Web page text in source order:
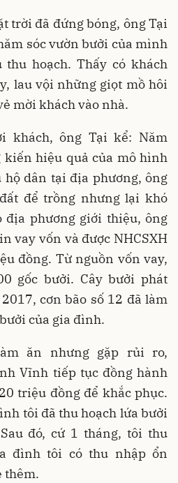
trời đã đứng bóng, ông Tại
sóc vườn bưởi của mình
thu hoạch.Thấy có khách
lau vội những giọt mồ hôi
mời khách vào nhà.
khách, ông Tại kể: Năm
kiến hiệu quả của mô hình
dân tại địa phương, ông
để trồng nhưng lại khó
địa phương giới thiệu, ông
vay vốn và được NHCSXH
đồng. Từ nguồn vốn vay,
gốc bưởi. Cây bưởi phát
cơn bão số 12 đã làm
của gia đình.
ăn nhưng gặp rủi ro,
Vĩnh tiếp tục đồng hành
triệu đồng để khắc phục.
tôi đã thu hoạch lứa bưởi
đó, cứ 1 tháng, tôi thu
đình tôi có thu nhập ổn
thêm.